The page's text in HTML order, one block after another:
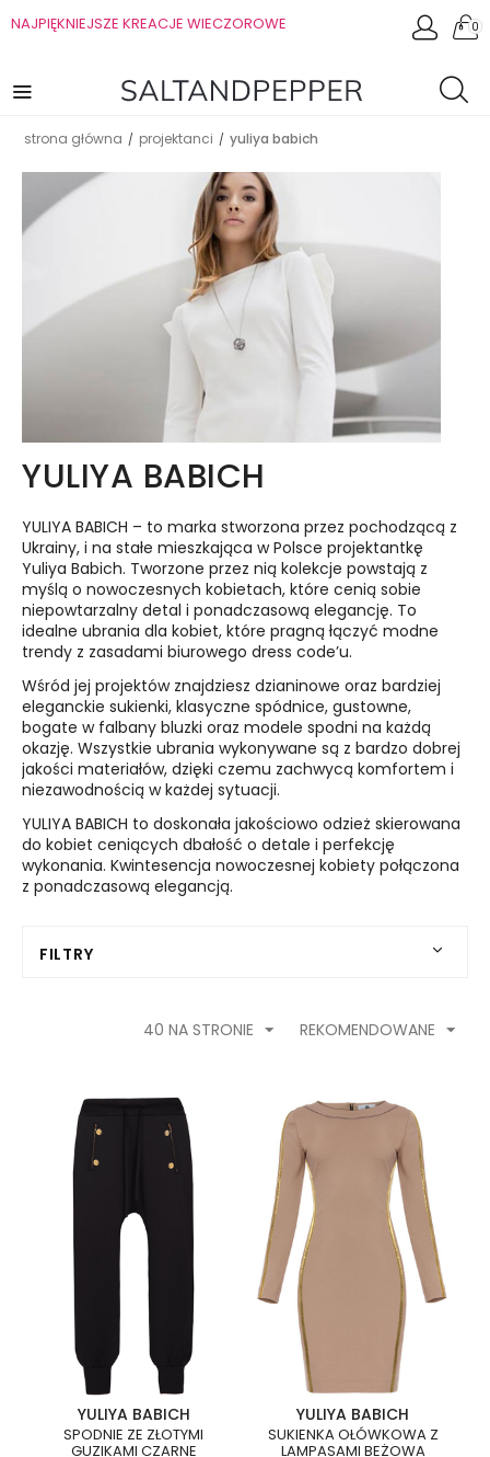
NAJPIĘKNIEJSZE KREACJE WIECZOROWE 0
strona główna / projektanci / yuliya babich
YULIYA BABICH
YULIYA BABICH – to marka stworzona przez pochodzącą z
Ukrainy, i na stałe mieszkająca w Polsce projektantkę
Yuliya Babich. Tworzone przez nią kolekcje powstają z
myślą o nowoczesnych kobietach, które cenią sobie
niepowtarzalny detal i ponadczasową elegancję. To
idealne ubrania dla kobiet, które pragną łączyć modne
trendy z zasadami biurowego dress code’u.
Wśród jej projektów znajdziesz dzianinowe oraz bardziej
eleganckie sukienki, klasyczne spódnice, gustowne,
bogate w falbany bluzki oraz modele spodni na każdą
okazję. Wszystkie ubrania wykonywane są z bardzo dobrej
jakości materiałów, dzięki czemu zachwycą komfortem i
niezawodnością w każdej sytuacji.
YULIYA BABICH to doskonała jakościowo odzież skierowana
do kobiet ceniących dbałość o detale i perfekcję
wykonania. Kwintesencja nowoczesnej kobiety połączona
z ponadczasową elegancją.
FILTRY
REKOMENDOWANE
40 NA STRONIE
YULIYA BABICH
SPODNIE ZE ZŁOTYMI
GUZIKAMI CZARNE
YULIYA BABICH
SUKIENKA OŁÓWKOWA Z
LAMPASAMI BEŻOWA